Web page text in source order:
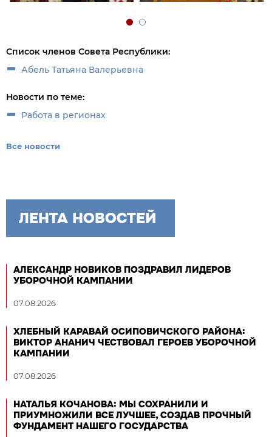
Список членов Совета Республики:
Абель Татьяна Валерьевна
Новости по теме:
Работа в регионах
Все новости
ЛЕНТА НОВОСТЕЙ
АЛЕКСАНДР НОВИКОВ ПОЗДРАВИЛ ЛИДЕРОВ
УБОРОЧНОЙ КАМПАНИИ
07.08.2026
ХЛЕБНЫЙ КАРАВАЙ ОСИПОВИЧСКОГО РАЙОНА:
ВИКТОР АНАНИЧ ЧЕСТВОВАЛ ГЕРОЕВ УБОРОЧНОЙ
КАМПАНИИ
07.08.2026
НАТАЛЬЯ КОЧАНОВА: МЫ СОХРАНИЛИ И
ПРИУМНОЖИЛИ ВСЕ ЛУЧШЕЕ, СОЗДАВ ПРОЧНЫЙ
ФУНДАМЕНТ НАШЕГО ГОСУДАРСТВА